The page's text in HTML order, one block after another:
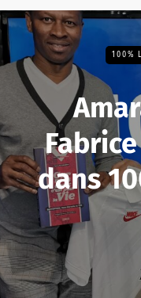
100%
dans